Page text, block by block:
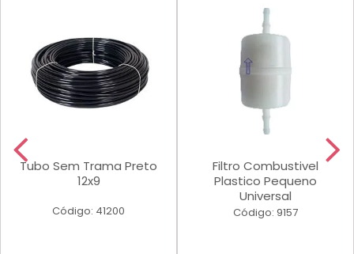
Tubo Sem Trama Preto
12x9
Código: 41200
Filtro Combustivel
Plastico Pequeno
Universal
Código: 9157